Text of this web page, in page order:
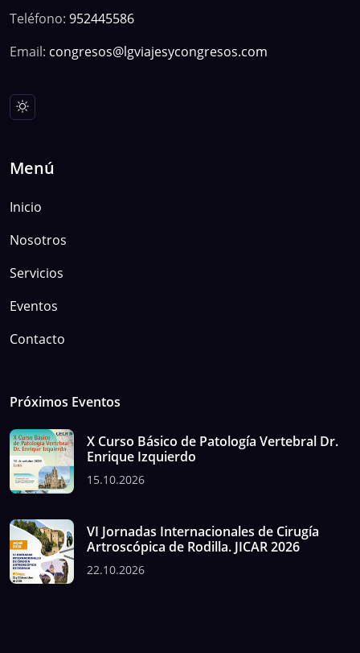
Teléfono: 952445586
Email: congresos@lgviajesycongresos.com
Menú
Inicio
Nosotros
Servicios
Eventos
Contacto
Próximos Eventos
X Curso Básico de Patología Vertebral Dr.
Enrique Izquierdo
15.10.2026
VI Jornadas Internacionales de Cirugía
Artroscópica de Rodilla. JICAR 2026
22.10.2026